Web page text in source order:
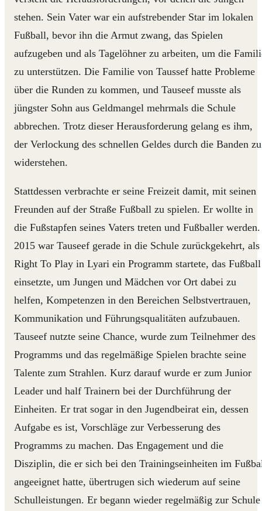
stehen. Sein Vater war ein aufstrebender Star im lokalen
Fußball, bevor ihn die Armut zwang, das Spielen
aufzugeben und als Tagelöhner zu arbeiten, um die
zu unterstützen. Die Familie von Taussef hatte Probleme
über die Runden zu kommen, und Tauseef musste als
jüngster Sohn aus Geldmangel mehrmals die Schule
abbrechen. Trotz dieser Herausforderung gelang es ihm,
der Verlockung des schnellen Geldes durch die Banden zu
widerstehen.
Stattdessen verbrachte er seine Freizeit damit, mit seinen
Freunden auf der Straße Fußball zu spielen. Er wollte in
die Fußstapfen seines Vaters treten und Fußballer werden.
2015 war Tauseef gerade in die Schule zurückgekehrt, als
Right To Play in Lyari ein Programm startete, das Fußball
einsetzte, um Jungen und Mädchen vor Ort dabei zu
helfen, Kompetenzen in den Bereichen Selbstvertrauen,
Kommunikation und Führungsqualitäten aufzubauen.
Tauseef nutzte seine Chance, wurde zum Teilnehmer des
Programms und das regelmäßige Spielen brachte seine
Talente zum Strahlen. Kurz darauf wurde er zum Junior
Leader und half Trainern bei der Durchführung der
Einheiten. Er trat sogar in den Jugendbeirat ein, dessen
Aufgabe es ist, Vorschläge zur Verbesserung des
Programms zu machen. Das Engagement und die
Disziplin, die er sich bei den Trainingseinheiten im
angeeignet hatte, übertrugen sich wiederum auf seine
Schulleistungen. Er begann wieder regelmäßig zur Schule